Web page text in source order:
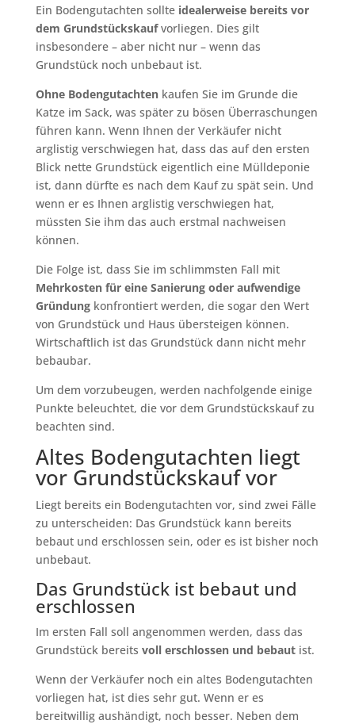
Ein Bodengutachten sollte idealerweise bereits vor
dem Grundstückskaufvorliegen. Dies gilt
insbesondere – aber nicht nur – wenn das
Grundstück noch unbebaut ist.
Ohne Bodengutachtenkaufen Sie im Grunde die
Katze im Sack, was später zu bösen Überraschungen
führen kann. Wenn Ihnen der Verkäufer nicht
arglistig verschwiegen hat, dass das auf den ersten
Blick nette Grundstück eigentlich eine Mülldeponie
ist, dann dürfte es nach dem Kauf zu spät sein. Und
wenn er es Ihnen arglistig verschwiegen hat,
müssten Sie ihm das auch erstmal nachweisen
können.
Die Folge ist, dass Sie im schlimmsten Fall mit
Mehrkosten für eine Sanierung oder aufwendige
Gründungkonfrontiert werden, die sogar den Wert
von Grundstück und Haus übersteigen können.
Wirtschaftlich ist das Grundstück dann nicht mehr
bebaubar.
Um dem vorzubeugen, werden nachfolgende einige
Punkte beleuchtet, die vor dem Grundstückskauf zu
beachten sind.
Altes Bodengutachten liegt
vor Grundstückskauf vor
Liegt bereits ein Bodengutachten vor, sind zwei Fälle
zu unterscheiden: Das Grundstück kann bereits
bebaut und erschlossen sein, oder es ist bisher noch
unbebaut.
Das Grundstück ist bebaut und
erschlossen
Im ersten Fall soll angenommen werden, dass das
Grundstück bereits voll erschlossen und bebautist.
Wenn der Verkäufer noch ein altes Bodengutachten
vorliegen hat, ist dies sehr gut. Wenn er es
bereitwillig aushändigt, noch besser. Neben dem